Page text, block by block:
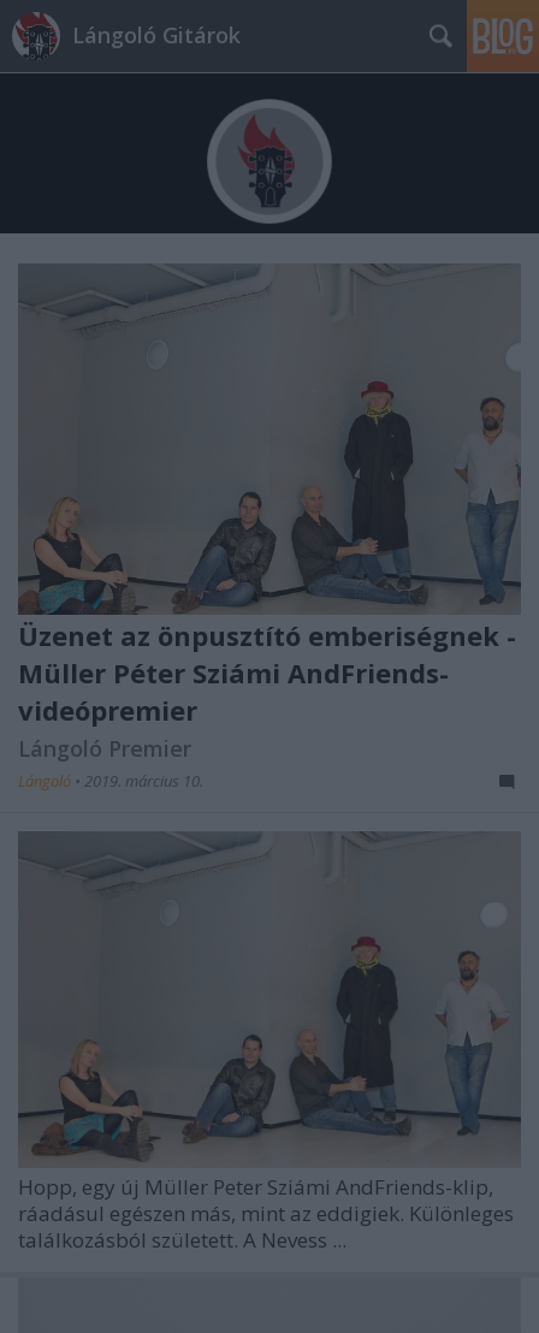
Lángoló Gitárok
Üzenet az önpusztító emberiségnek -
Müller Péter Sziámi AndFriends-
videópremier
Lángoló Premier
Lángoló • 2019. március 10.
Hopp, egy új Müller Peter Sziámi AndFriends-klip,
ráadásul egészen más, mint az eddigiek. Különleges
találkozásból született. A Nevess ...